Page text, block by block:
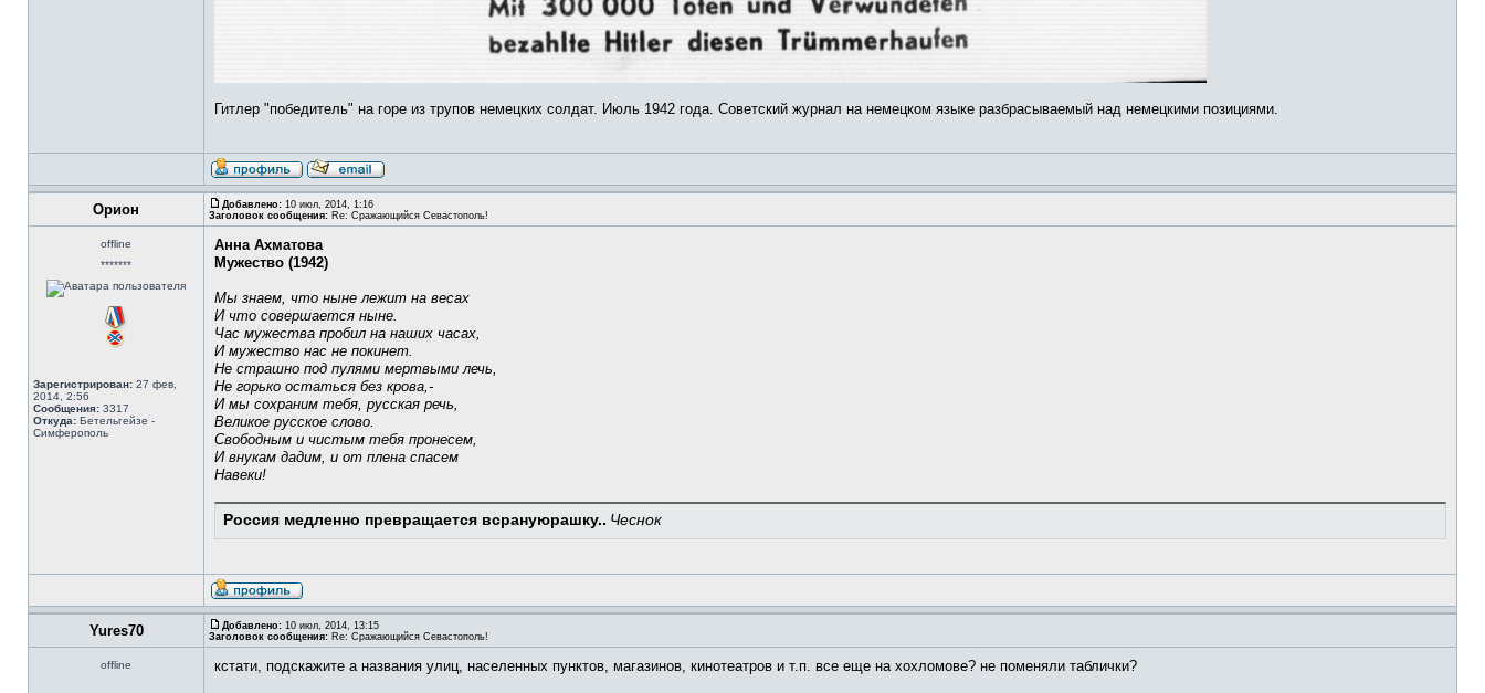
Гитлер "победитель" на горе из трупов немецких солдат. Июль 1942 года. Советский журнал на немецком языке разбрасываемый над немецкими позициями.
Орион Добавлено: 10 июл, 2014, 1:16
Заголовок сообщения: Re: Сражающийся Севастополь!
offline
*******
Зарегистрирован: 27 фев,
2014, 2:56
Сообщения: 3317
Откуда: Бетельгейзе -
Симферополь
Анна Ахматова
Мужество (1942)
Мы знаем, что ныне лежит на весах
И что совершается ныне.
Час мужества пробил на наших часах,
И мужество нас не покинет.
Не страшно под пулями мертвыми лечь,
Не горько остаться без крова,-
И мы сохраним тебя, русская речь,
Великое русское слово.
Свободным и чистым тебя пронесем,
И внукам дадим, и от плена спасем
Навеки!
Россия медленно превращается всрануюрашку.. Чеснок
Yures70 Добавлено: 10 июл, 2014, 13:15
Заголовок сообщения: Re: Сражающийся Севастополь!
offline кстати, подскажите а названия улиц, населенных пунктов, магазинов, кинотеатров и т.п. все еще на хохломове? не поменяли таблички?